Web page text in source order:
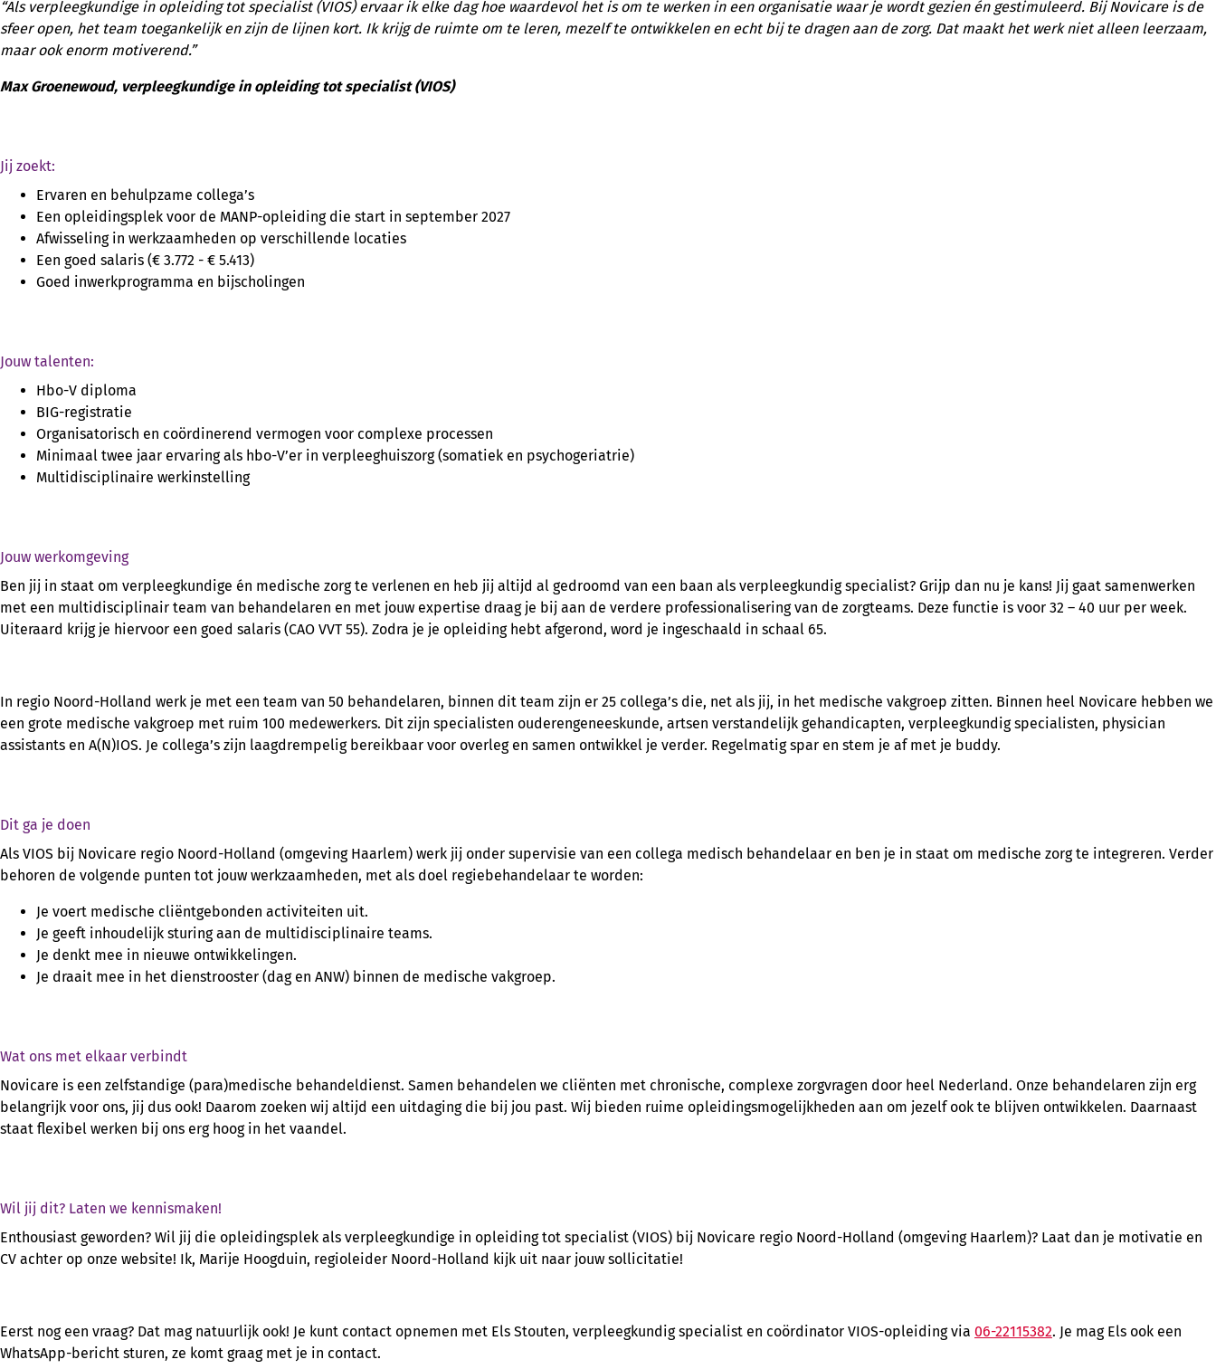
“Als verpleegkundige in opleiding tot specialist (VIOS) ervaar ik elke dag hoe waardevol het is om te werken in een organisatie waar je wordt gezien én gestimuleerd. Bij Novicare is de
sfeer open, het team toegankelijk en zijn de lijnen kort. Ik krijg de ruimte om te leren, mezelf te ontwikkelen en echt bij te dragen aan de zorg. Dat maakt het werk niet alleen leerzaam,
maar ook enorm motiverend.”
Max Groenewoud, verpleegkundige in opleiding tot specialist (VIOS)
Jij zoekt:
Ervaren en behulpzame collega’s
Een opleidingsplek voor de MANP-opleiding die start in september 2027
Afwisseling in werkzaamheden op verschillende locaties
Een goed salaris (€ 3.772 - € 5.413)
Goed inwerkprogramma en bijscholingen
Jouw talenten:
Hbo-V diploma
BIG-registratie
Organisatorisch en coördinerend vermogen voor complexe processen
Minimaal twee jaar ervaring als hbo-V’er in verpleeghuiszorg (somatiek en psychogeriatrie)
Multidisciplinaire werkinstelling
Jouw werkomgeving
Ben jij in staat om verpleegkundige én medische zorg te verlenen en heb jij altijd al gedroomd van een baan als verpleegkundig specialist? Grijp dan nu je kans! Jij gaat samenwerken
met een multidisciplinair team van behandelaren en met jouw expertise draag je bij aan de verdere professionalisering van de zorgteams. Deze functie is voor 32 – 40 uur per week.
Uiteraard krijg je hiervoor een goed salaris (CAO VVT 55). Zodra je je opleiding hebt afgerond, word je ingeschaald in schaal 65.
In regio Noord-Holland werk je met een team van 50 behandelaren, binnen dit team zijn er 25 collega’s die, net als jij, in het medische vakgroep zitten. Binnen heel Novicare hebben we
een grote medische vakgroep met ruim 100 medewerkers. Dit zijn specialisten ouderengeneeskunde, artsen verstandelijk gehandicapten, verpleegkundig specialisten, physician
assistants en A(N)IOS. Je collega’s zijn laagdrempelig bereikbaar voor overleg en samen ontwikkel je verder. Regelmatig spar en stem je af met je buddy.
Dit ga je doen
Als VIOS bij Novicare regio Noord-Holland (omgeving Haarlem) werk jij onder supervisie van een collega medisch behandelaar en ben je in staat om medische zorg te integreren. Verder
behoren de volgende punten tot jouw werkzaamheden, met als doel regiebehandelaar te worden:
Je voert medische cliëntgebonden activiteiten uit.
Je geeft inhoudelijk sturing aan de multidisciplinaire teams.
Je denkt mee in nieuwe ontwikkelingen.
Je draait mee in het dienstrooster (dag en ANW) binnen de medische vakgroep.
Wat ons met elkaar verbindt
Novicare is een zelfstandige (para)medische behandeldienst. Samen behandelen we cliënten met chronische, complexe zorgvragen door heel Nederland. Onze behandelaren zijn erg
belangrijk voor ons, jij dus ook! Daarom zoeken wij altijd een uitdaging die bij jou past. Wij bieden ruime opleidingsmogelijkheden aan om jezelf ook te blijven ontwikkelen. Daarnaast
staat flexibel werken bij ons erg hoog in het vaandel.
Wil jij dit? Laten we kennismaken!
Enthousiast geworden? Wil jij die opleidingsplek als verpleegkundige in opleiding tot specialist (VIOS) bij Novicare regio Noord-Holland (omgeving Haarlem)? Laat dan je motivatie en
CV achter op onze website! Ik, Marije Hoogduin, regioleider Noord-Holland kijk uit naar jouw sollicitatie!
Eerst nog een vraag? Dat mag natuurlijk ook! Je kunt contact opnemen met Els Stouten, verpleegkundig specialist en coördinator VIOS-opleiding via 06-22115382. Je mag Els ook een
WhatsApp-bericht sturen, ze komt graag met je in contact.